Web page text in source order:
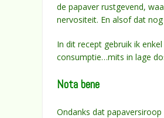
de papaver rustgevend,
nervositeit. En alsof dat
In dit recept gebruik ik
consumptie…mits in lage
Nota bene
Ondanks dat